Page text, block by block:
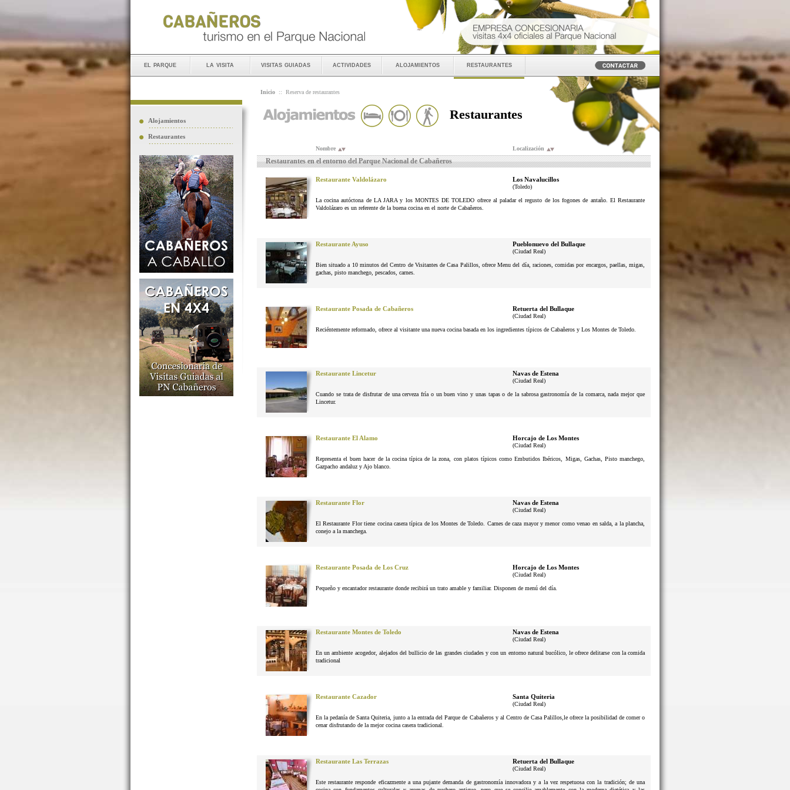
el parque la visita visitas guiadas actividades alojamientos restaurantes
Alojamientos
Restaurantes
Inicio :: Reserva de restaurantes
Restaurantes
Nombre Localización
Restaurantes en el entorno del Parque Nacional de Cabañeros
Restaurante Valdolázaro Los Navalucillos
(Toledo)
La cocina autóctona de LA JARA y los MONTES DE TOLEDO ofrece al paladar el regusto de los fogones de antaño. El Restaurante
Valdolázaro es un referente de la buena cocina en el norte de Cabañeros.
Restaurante Ayuso Pueblonuevo del Bullaque
(Ciudad Real)
Bien situado a 10 minutos del Centro de Visitantes de Casa Palillos, ofrece Menu del día, raciones, comidas por encargos, paellas, migas,
gachas, pisto manchego, pescados, carnes.
Restaurante Posada de Cabañeros Retuerta del Bullaque
(Ciudad Real)
Reciéntemente reformado, ofrece al visitante una nueva cocina basada en los ingredientes típicos de Cabañeros y Los Montes de Toledo.
Restaurante Lincetur Navas de Estena
(Ciudad Real)
Cuando se trata de disfrutar de una cerveza fría o un buen vino y unas tapas o de la sabrosa gastronomía de la comarca, nada mejor que
Lincetur.
Restaurante El Alamo Horcajo de Los Montes
(Ciudad Real)
Representa el buen hacer de la cocina típica de la zona, con platos típicos como Embutidos Ibéricos, Migas, Gachas, Pisto manchego,
Gazpacho andaluz y Ajo blanco.
Restaurante Flor Navas de Estena
(Ciudad Real)
El Restaurante Flor tiene cocina casera típica de los Montes de Toledo. Carnes de caza mayor y menor como venao en salda, a la plancha,
conejo a la manchega.
Restaurante Posada de Los Cruz Horcajo de Los Montes
(Ciudad Real)
Pequeño y encantador restaurante donde recibirá un trato amable y familiar. Disponen de menú del día.
Restaurante Montes de Toledo Navas de Estena
(Ciudad Real)
En un ambiente acogedor, alejados del bullicio de las grandes ciudades y con un entorno natural bucólico, le ofrece delitarse con la comida
tradicional
Restaurante Cazador Santa Quiteria
(Ciudad Real)
En la pedanía de Santa Quiteria, junto a la entrada del Parque de Cabañeros y al Centro de Casa Palillos,le ofrece la posibilidad de comer o
cenar disfrutando de la mejor cocina casera tradicional.
Restaurante Las Terrazas Retuerta del Bullaque
(Ciudad Real)
Este restaurante responde eficazmente a una pujante demanda de gastronomía innovadora y a la vez respetuosa con la tradición; de una